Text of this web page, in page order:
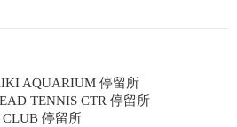
AQUARIUM 停留所
TENNIS CTR 停留所
停留所